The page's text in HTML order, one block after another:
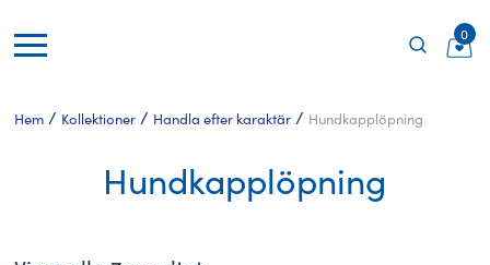
0
Hem / Kollektioner / Handla efter karaktär / Hundkapplöpning
Hundkapplöpning